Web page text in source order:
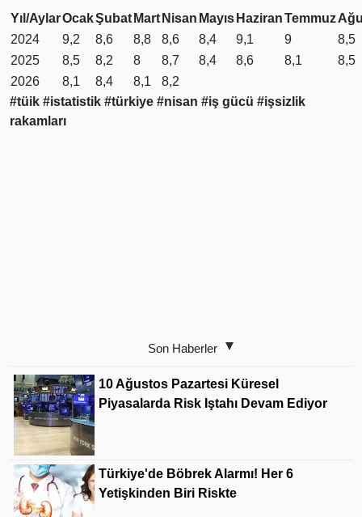
Yıl/AylarOcakŞubat Mart Nisan Mayıs HaziranTemmuz
2024
9,2 8,6 8,8 8,6 8,4 9,1 9
8,5
2025
8,5 8,2 8 8,7 8,4 8,6 8,1
8,5
2026
8,1 8,4 8,1
8,2
#tüik #istatistik #türkiye #nisan #iş gücü #işsizlik
rakamları
Son Haberler
10 Ağustos Pazartesi Küresel
Piyasalarda Risk Iştahı Devam Ediyor
Türkiye'de Böbrek Alarmı! Her 6
Yetişkinden Biri Riskte